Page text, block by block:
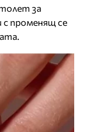
за
с променящ се